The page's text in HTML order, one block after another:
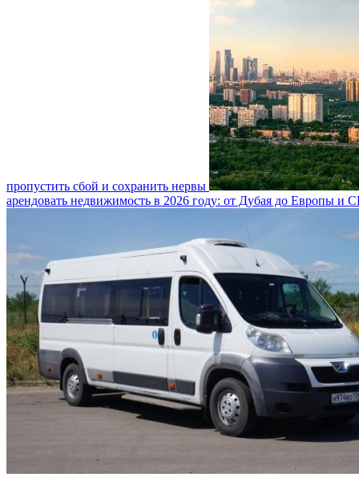
пропустить сбой и сохранить нервы
арендовать недвижимость в 2026 году: от Дубая до Европы и